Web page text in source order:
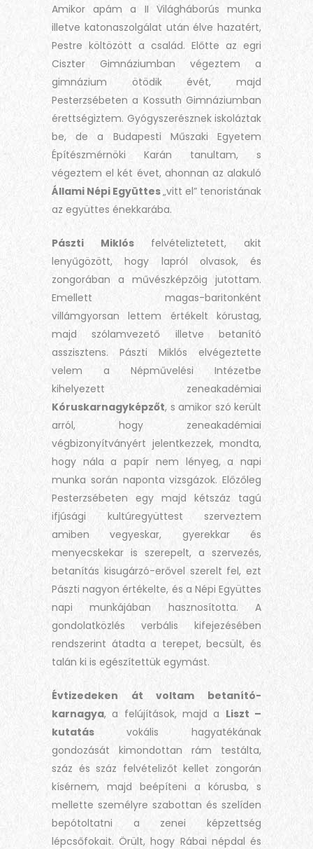
Amikor apám a II Világháborús munka
illetve katonaszolgálat után élve hazatért,
Pestre költözött a család. Előtte az egri
Ciszter Gimnáziumban végeztem a
gimnázium ötödik évét, majd
Pesterzsébeten a Kossuth Gimnáziumban
érettségiztem. Gyógyszerésznek iskoláztak
be, de a Budapesti Műszaki Egyetem
Építészmérnöki Karán tanultam, s
végeztem el két évet, ahonnan az alakuló
Állami Népi Együttes„vitt el” tenoristának
az együttes énekkarába.
Pászti Miklósfelvételiztetett, akit
lenyűgözött, hogy lapról olvasok, és
zongorában a művészképzőig jutottam.
Emellett magas-baritonként
villámgyorsan lettem értékelt kórustag,
majd szólamvezető illetve betanító
asszisztens. Pászti Miklós elvégeztette
velem a Népművelési Intézetbe
kihelyezett zeneakadémiai
Kóruskarnagyképzőt, s amikor szó került
arról, hogy zeneakadémiai
végbizonyítványért jelentkezzek, mondta,
hogy nála a papír nem lényeg, a napi
munka során naponta vizsgázok. Előzőleg
Pesterzsébeten egy majd kétszáz tagú
ifjúsági kultúregyüttest szerveztem
amiben vegyeskar, gyerekkar és
menyecskekar is szerepelt, a szervezés,
betanítás kisugárzó-erővel szerelt fel, ezt
Pászti nagyon értékelte, és a Népi Együttes
napi munkájában hasznosította. A
gondolatközlés verbális kifejezésében
rendszerint átadta a terepet, becsült, és
talán ki is egészítettük egymást.
Évtizedeken át voltam betanító-
karnagya, a felújítások, majd a Liszt –
kutatás vokális hagyatékának
gondozását kimondottan rám testálta,
száz és száz felvételizőt kellet zongorán
kísérnem, majd beépíteni a kórusba, s
mellette személyre szabottan és szelíden
bepótoltatni a zenei képzettség
lépcsőfokait. Örült, hogy Rábai népdal és